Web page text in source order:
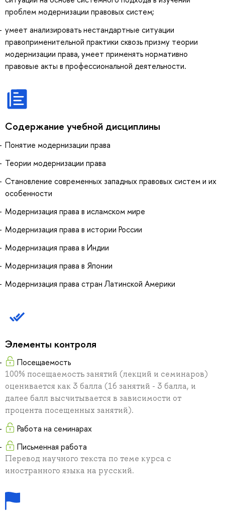
проблем модернизации правовых систем;
умеет анализировать нестандартные ситуации
правоприменительной практики сквозь призму теории
модернизации права, умеет применять нормативно
правовые акты в профессиональной деятельности.
Содержание учебной дисциплины
Понятие модернизации права
Теории модернизации права
Становление современных западных правовых систем и их
особенности
Модернизация права в исламском мире
Модернизация права в истории России
Модернизация права в Индии
Модернизация права в Японии
Модернизация права стран Латинской Америки
Элементы контроля
Посещаемость
100% посещаемость занятий (лекций и семинаров)
оценивается как 3 балла (16 занятий - 3 балла, и
далее балл высчитывается в зависимости от
процента посещенных занятий).
Работа на семинарах
Письменная работа
Перевод научного текста по теме курса с
иностранного языка на русский.